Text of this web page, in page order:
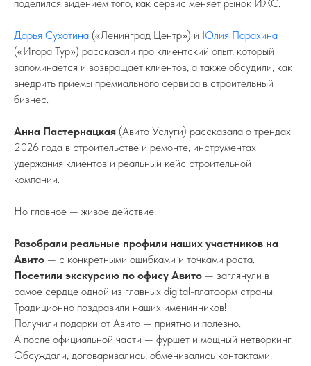
поделился видением того, как сервис меняет рынок ИЖС.
Дарья Сухотина («Ленинград Центр») и Юлия Парахина
(«Игора Тур») рассказали про клиентский опыт, который
запоминается и возвращает клиентов, а также обсудили, как
внедрить приемы премиального сервиса в строительный
бизнес.
Анна Пастернацкая (Авито Услуги) рассказала о трендах
2026 года в строительстве и ремонте, инструментах
удержания клиентов и реальный кейс строительной
компании.
Но главное — живое действие:
Разобрали реальные профили наших участников на
Авито — с конкретными ошибками и точками роста.
Посетили экскурсию по офису Авито — заглянули в
самое сердце одной из главных digital-платформ страны.
Традиционно поздравили наших именинников!
Получили подарки от Авито — приятно и полезно.
А после официальной части — фуршет и мощный нетворкинг.
Обсуждали, договаривались, обменивались контактами.
На канале вы найдете самую свежую
информацию о всех событиях связанных
с ИЖС.
ФЕДЕРАЦИИ ИЖС